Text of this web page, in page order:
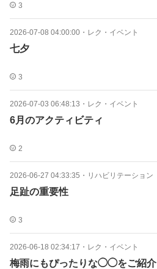
3
2026-07-08 04:00:00 ・ レク・イベント
七夕
3
2026-07-03 06:48:13 ・ レク・イベント
6月のアクティビティ
2
2026-06-27 04:33:35 ・ リハビリテーション
足趾の重要性
3
2026-06-18 02:34:17 ・ レク・イベント
梅雨にもぴったりな◯◯をご紹介